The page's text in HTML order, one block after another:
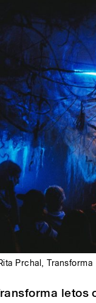
Prchal ,Transforma
letos